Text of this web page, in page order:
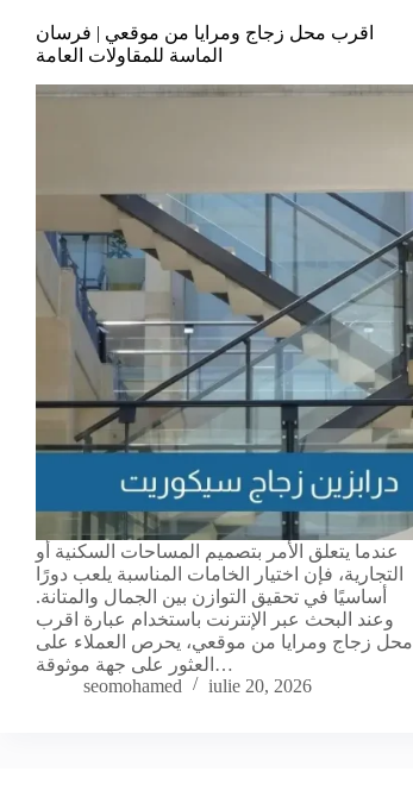
اقرب محل زجاج ومرايا من موقعي | فرسان
الماسة للمقاولات العامة
عندما يتعلق الأمر بتصميم المساحات السكنية أو
التجارية، فإن اختيار الخامات المناسبة يلعب دورًا
أساسيًا في تحقيق التوازن بين الجمال والمتانة.
وعند البحث عبر الإنترنت باستخدام عبارة اقرب
محل زجاج ومرايا من موقعي، يحرص العملاء على
العثور على جهة موثوقة…
seomohamed
iulie 20, 2026